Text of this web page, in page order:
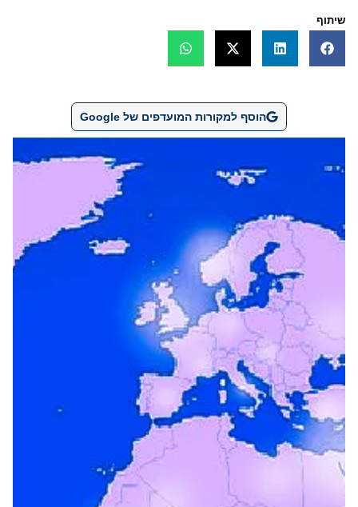
שיתוף
הוסף למקורות המועדפים של Google